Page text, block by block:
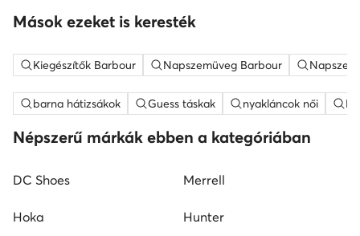
Mások ezeket is keresték
Kiegészítők Barbour Napszemüveg Barbour
barna hátizsákok Guess táskak nyakláncok női
Népszerű márkák ebben a kategóriában
DC Shoes Merrell
Hoka Hunter